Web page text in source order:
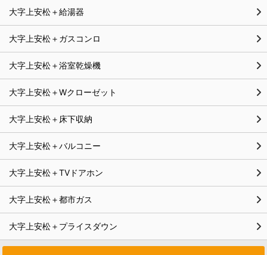
大字上安松＋給湯器
大字上安松＋ガスコンロ
大字上安松＋浴室乾燥機
大字上安松＋Wクローゼット
大字上安松＋床下収納
大字上安松＋バルコニー
大字上安松＋TVドアホン
大字上安松＋都市ガス
大字上安松＋プライスダウン